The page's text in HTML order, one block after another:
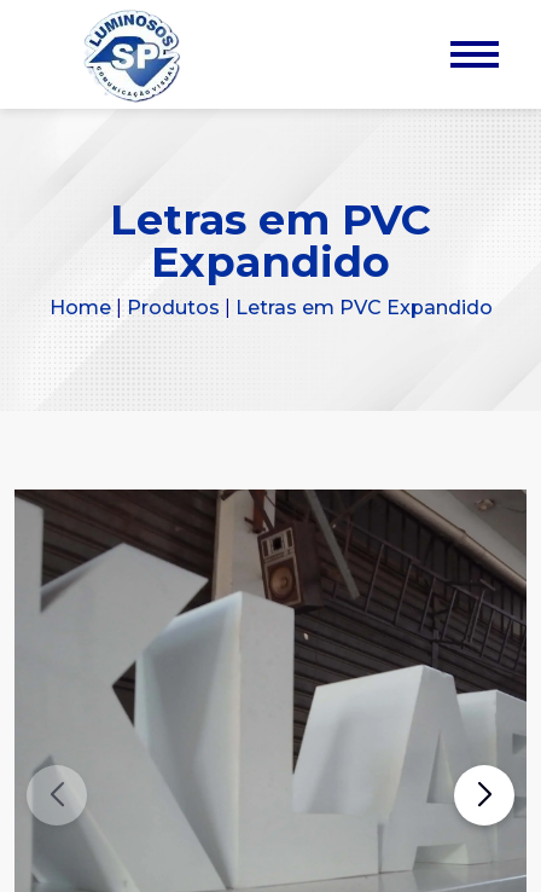
Letras em PVC
Expandido
Home| Produtos Letras em PVC Expandido